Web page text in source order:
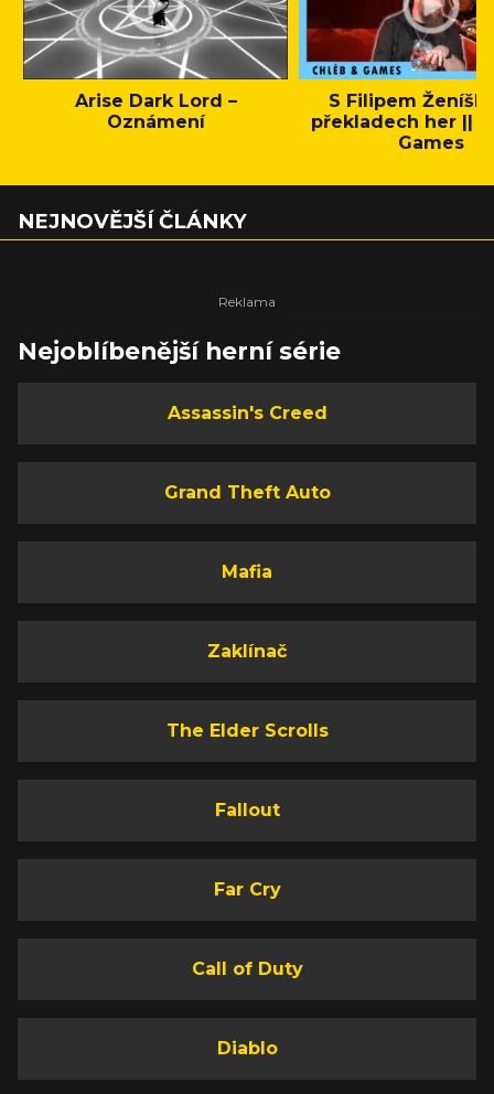
Arise Dark Lord –
Oznámení
S Filipem
překladech her ||
Games
NEJNOVĚJŠÍ ČLÁNKY
Nejoblíbenější herní série
Assassin's Creed
Grand Theft Auto
Mafia
Zaklínač
The Elder Scrolls
Fallout
Far Cry
Call of Duty
Diablo